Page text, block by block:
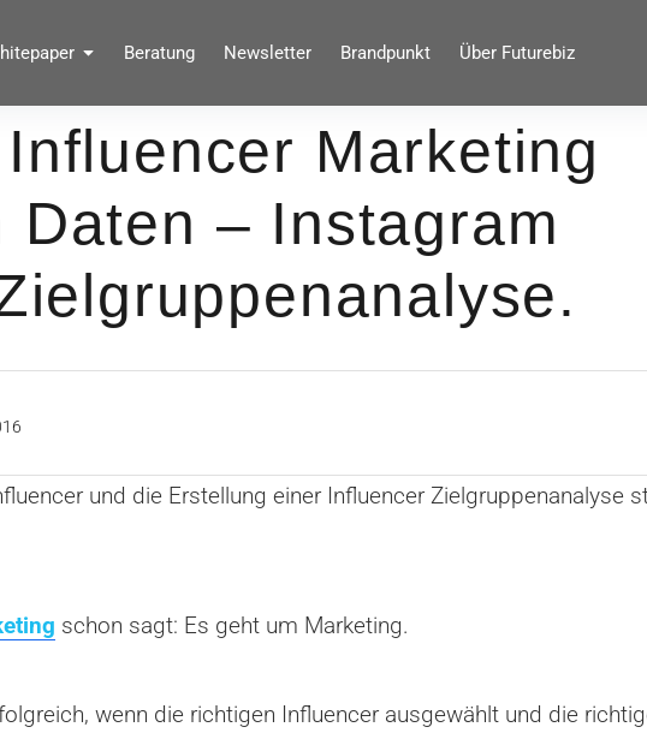
Beratung Newsletter Brandpunkt Über Futurebiz
Marketing
Daten – Instagram
und die Erstellung einer Influencer Zielgruppenanalyse
schon sagt: Es geht um Marketing.
wenn die richtigen Influencer ausgewählt und die